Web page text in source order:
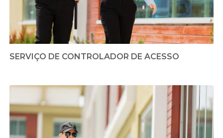
SERVIÇO DE CONTROLADOR DE ACESSO